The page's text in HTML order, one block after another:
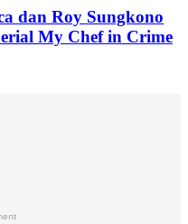
dan Roy Sungkono
My Chef in Crime